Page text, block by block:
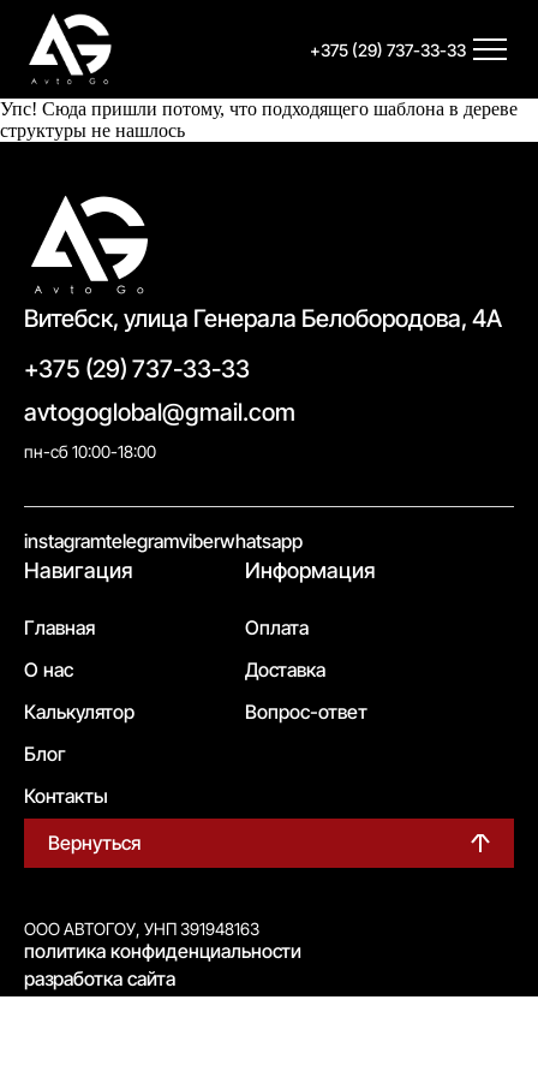
+375 (29) 737-33-33
Упс! Сюда пришли потому, что подходящего шаблона в дереве
структуры не нашлось
Витебск, улица Генерала Белобородова, 4А
+375 (29) 737-33-33
avtogoglobal@gmail.com
пн-сб 10:00-18:00
instagramtelegramviberwhatsapp
Навигация
Главная
О нас
Калькулятор
Блог
Контакты
Информация
Оплата
Доставка
Вопрос-ответ
Вернуться
ООО АВТОГОУ, УНП 391948163
политика конфиденциальности
разработка сайта